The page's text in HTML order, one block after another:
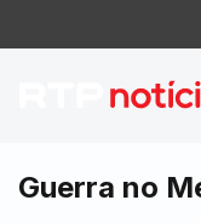
Guerra no